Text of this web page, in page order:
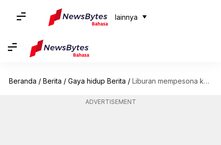
lainnya
Beranda / Berita / Gaya hidup Berita / Liburan mempesona ke Dataran Tinggi Skotlandia: Rekomendasi teratas untuk pasangan
ADVERTISEMENT